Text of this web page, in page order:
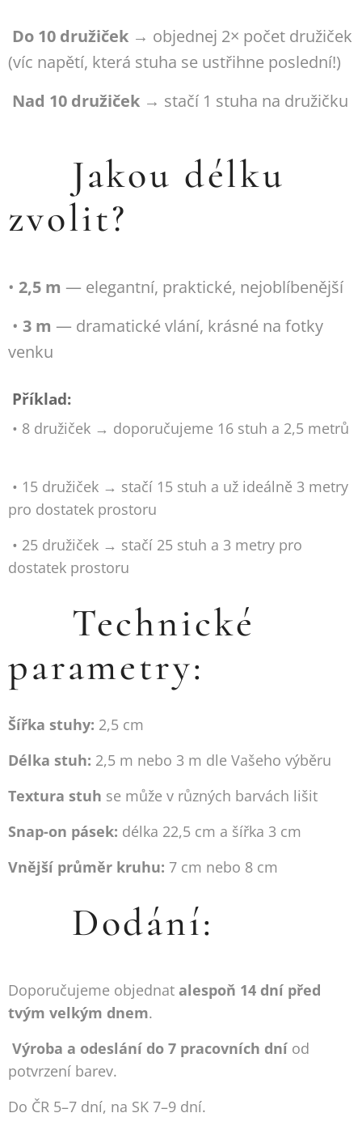
Do 10 družiček → objednej 2× počet družiček
(víc napětí, která stuha se ustřihne poslední!)
Nad 10 družiček → stačí 1 stuha na družičku
📏 Jakou délku
zvolit?
• 2,5 m — elegantní, praktické, nejoblíbenější
• 3 m — dramatické vlání, krásné na fotky
venku
Příklad:
• 8 družiček → doporučujeme 16 stuh a 2,5 metrů
• 15 družiček → stačí 15 stuh a už ideálně 3 metry
pro dostatek prostoru
• 25 družiček → stačí 25 stuh a 3 metry pro
dostatek prostoru
📏 Technické
parametry:
Šířka stuhy: 2,5 cm
Délka stuh: 2,5 m nebo 3 m dle Vašeho výběru
Textura stuh se může v různých barvách lišit
Snap-on pásek: délka 22,5 cm a šířka 3 cm
Vnější průměr kruhu: 7 cm nebo 8 cm
🚚 Dodání:
Doporučujeme objednat alespoň 14 dní před
tvým velkým dnem.
Výroba a odeslání do 7 pracovních dní od
potvrzení barev.
Do ČR 5–7 dní, na SK 7–9 dní.